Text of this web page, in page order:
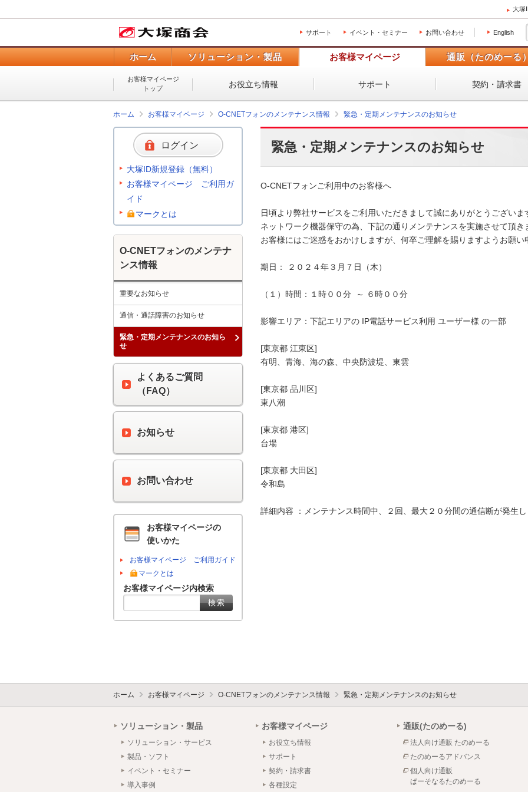
大塚
サポート イベント・セミナー お問い合わせ English
ホーム ソリューション・製品 お客様マイページ 通販（たのめーる
お客様マイページ
トップ
お役立ち情報 サポート 契約・請求書
ホーム お客様マイページ O-CNETフォンのメンテナンス情報 緊急・定期メンテナンスのお知らせ
緊急・定期メンテナンスのお知らせ
O-CNETフォンご利用中のお客様へ
日頃より弊社サービスをご利用いただきまして誠にありがとうございま
ネットワーク機器保守の為、下記の通りメンテナンスを実施させて頂き
お客様にはご迷惑をおかけしますが、何卒ご理解を賜りますようお願い
期日： ２０２４年３月７日（木）
（１）時間：１時００分  ～ ６時００分
影響エリア：下記エリアの IP電話サービス利用 ユーザー様 の一部
[東京都 江東区]
有明、青海、海の森、中央防波堤、東雲
[東京都 品川区]
東八潮
[東京都 港区]
台場
[東京都 大田区]
令和島
詳細内容 ：メンテナンス時間中、２回、最大２０分間の通信断が発生
ログイン
大塚ID新規登録（無料）
お客様マイページ ご利用ガ
イド
マークとは
O-CNETフォンのメンテナ
ンス情報
重要なお知らせ
通信・通話障害のお知らせ
緊急・定期メンテナンスのお知ら
せ
よくあるご質問
（FAQ）
お知らせ
お問い合わせ
お客様マイページの
使いかた
お客様マイページ ご利用ガイド
マークとは
お客様マイページ内検索
ホーム お客様マイページ O-CNETフォンのメンテナンス情報 緊急・定期メンテナンスのお知らせ
ソリューション・製品
ソリューション・サービス
製品・ソフト
イベント・セミナー
導入事例
お客様マイページ
お役立ち情報
サポート
契約・請求書
各種設定
通販(たのめーる)
法人向け通販 たのめーる
たのめーるアドバンス
個人向け通販
ぱーそなるたのめーる